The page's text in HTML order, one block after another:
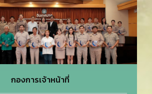
กองการเจ้าหน้าที่